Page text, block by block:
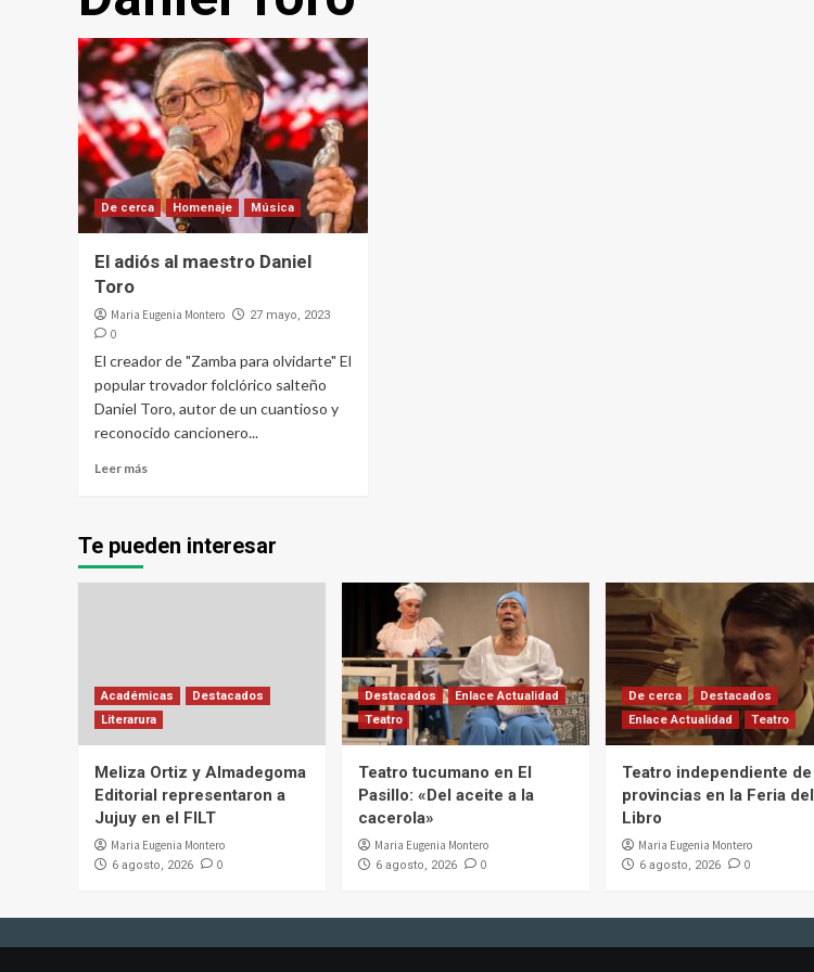
De cerca Homenaje Música
El adiós al maestro Daniel
Toro
Maria Eugenia Montero 27 mayo, 2023
0
El creador de "Zamba para olvidarte" El
popular trovador folclórico salteño
Daniel Toro, autor de un cuantioso y
reconocido cancionero...
Leer más
Te pueden interesar
Académicas
Destacados
Literarura
Meliza Ortiz y Almadegoma
Editorial representaron a
Jujuy en el FILT
Maria Eugenia Montero
6 agosto, 2026 0
Destacados
Enlace Actualidad
Teatro
Teatro tucumano en El
Pasillo: «Del aceite a la
cacerola»
Maria Eugenia Montero
6 agosto, 2026 0
De cerca
Destacados
Enlace Actualidad
Teatro
Teatro independiente de
provincias en la Feria del
Libro
Maria Eugenia Montero
6 agosto, 2026 0